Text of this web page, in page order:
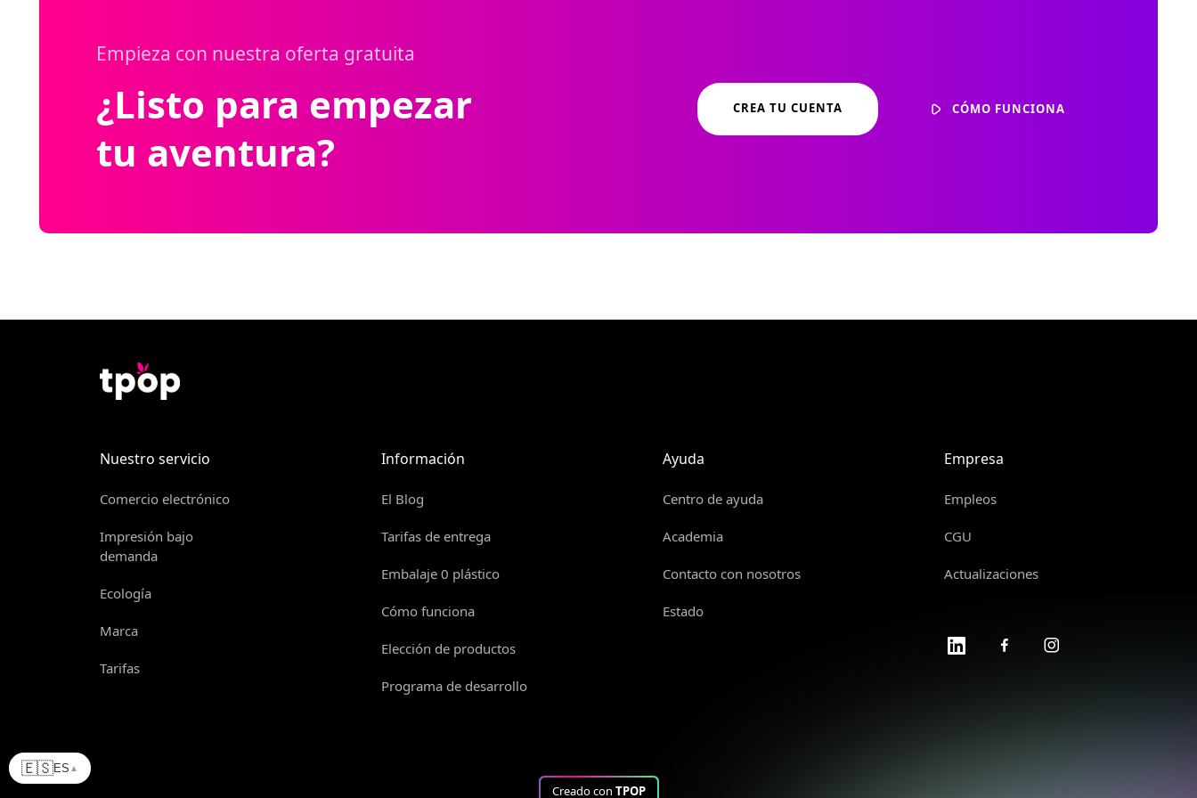
Empieza con nuestra oferta gratuita
¿Listo para empezar
tu aventura?
CREA TU CUENTA CÓMO FUNCIONA
Nuestro servicio
Comercio electrónico
Impresión bajo
demanda
Ecología
Marca
Tarifas
Información
El Blog
Tarifas de entrega
Embalaje 0 plástico
Cómo funciona
Elección de productos
Programa de desarrollo
Ayuda
Centro de ayuda
Academia
Contacto con nosotros
Estado
Empresa
Empleos
CGU
Actualizaciones
Creado con TPOP
🇪🇸ES ▲